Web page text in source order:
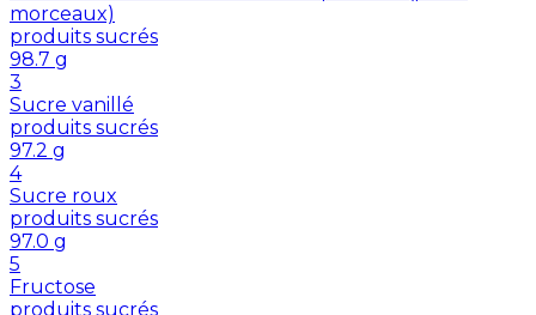
morceaux)
produits sucrés
98.7 g
3
Sucre vanillé
produits sucrés
97.2 g
4
Sucre roux
produits sucrés
97.0 g
5
Fructose
produits sucrés